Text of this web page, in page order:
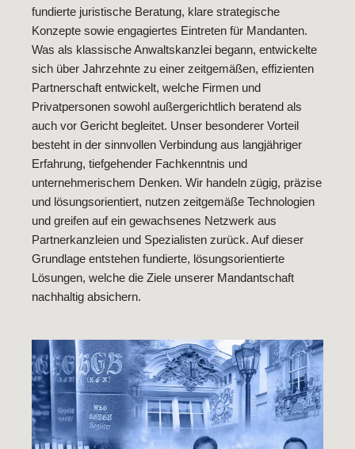
fundierte juristische Beratung, klare strategische
Konzepte sowie engagiertes Eintreten für Mandanten.
Was als klassische Anwaltskanzlei begann, entwickelte
sich über Jahrzehnte zu einer zeitgemäßen, effizienten
Partnerschaft entwickelt, welche Firmen und
Privatpersonen sowohl außergerichtlich beratend als
auch vor Gericht begleitet. Unser besonderer Vorteil
besteht in der sinnvollen Verbindung aus langjähriger
Erfahrung, tiefgehender Fachkenntnis und
unternehmerischem Denken. Wir handeln zügig, präzise
und lösungsorientiert, nutzen zeitgemäße Technologien
und greifen auf ein gewachsenes Netzwerk aus
Partnerkanzleien und Spezialisten zurück. Auf dieser
Grundlage entstehen fundierte, lösungsorientierte
Lösungen, welche die Ziele unserer Mandantschaft
nachhaltig absichern.